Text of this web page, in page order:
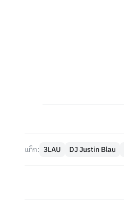
แท็ก: 3LAU DJ Justin Blau